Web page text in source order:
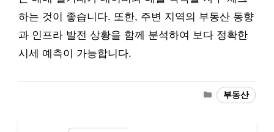
하는 것이 좋습니다. 또한, 주변 지역의 부동산 동향
과 인프라 발전 상황을 함께 분석하여 보다 정확한
시세 예측이 가능합니다.
Categories
부동산